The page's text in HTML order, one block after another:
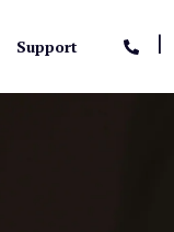
Support